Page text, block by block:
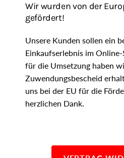
Wir wurden von der
gefördert!
Unsere Kunden sollen ein
Einkaufserlebnis im
für die Umsetzung haben
Zuwendungsbescheid
uns bei der EU für die
herzlichen Dank.